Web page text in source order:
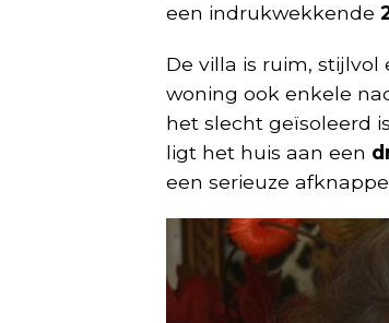
een indrukwekkende
De villa is ruim,
woning ook enkele
het slecht geïsoleerd
ligt het huis aan een
een serieuze